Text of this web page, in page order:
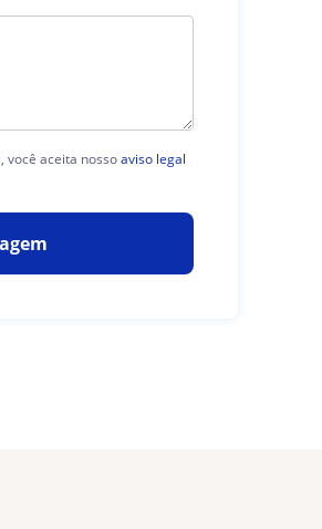
você aceita nossoaviso legal